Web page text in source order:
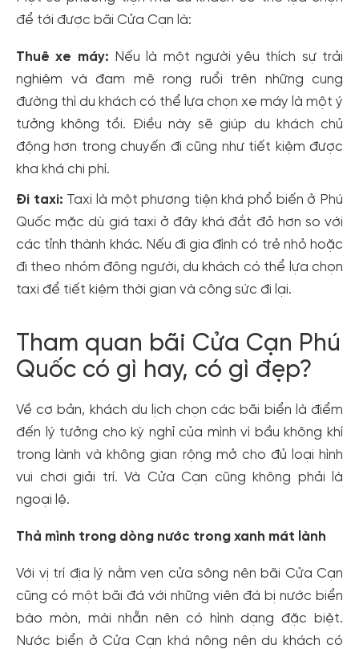
để tới được bãi Cửa Cạn là:
Thuê xe máy: Nếu là một người yêu thích sự trải
nghiệm và đam mê rong ruổi trên những cung
đường thì du khách có thể lựa chọn xe máy là một ý
tưởng không tồi. Điều này sẽ giúp du khách chủ
động hơn trong chuyến đi cũng như tiết kiệm được
kha khá chi phí.
Đi taxi: Taxi là một phương tiện khá phổ biến ở Phú
Quốc mặc dù giá taxi ở đây khá đắt đỏ hơn so với
các tỉnh thành khác. Nếu đi gia đình có trẻ nhỏ hoặc
đi theo nhóm đông người, du khách có thể lựa chọn
taxi để tiết kiệm thời gian và công sức đi lại.
Tham quan bãi Cửa Cạn Phú
Quốc có gì hay, có gì đẹp?
Về cơ bản, khách du lịch chọn các bãi biển là điểm
đến lý tưởng cho kỳ nghỉ của mình vì bầu không khí
trong lành và không gian rộng mở cho đủ loại hình
vui chơi giải trí. Và Cửa Cạn cũng không phải là
ngoại lệ.
Thả mình trong dòng nước trong xanh mát lành
Với vị trí địa lý nằm ven cửa sông nên bãi Cửa Cạn
cũng có một bãi đá với những viên đá bị nước biển
bào mòn, mài nhẵn nên có hình dạng đặc biệt.
Nước biển ở Cửa Cạn khá nông nên du khách có